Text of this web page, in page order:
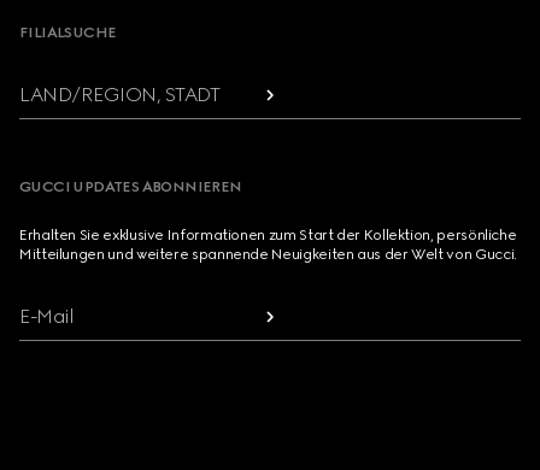
FILIALSUCHE
LAND/REGION, STADT
GUCCI UPDATES ABONNIEREN
Erhalten Sie exklusive Informationen zum Start der Kollektion, persönliche
Mitteilungen und weitere spannende Neuigkeiten aus der Welt von Gucci.
E-Mail